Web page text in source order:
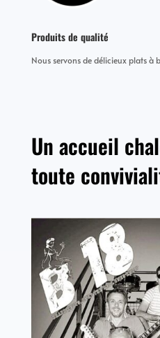
Produits de qualité
Nous servons de délicieux plats à
Un accueil
toute